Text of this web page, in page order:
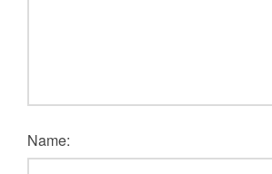
Name: